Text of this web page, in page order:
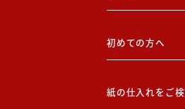
初めての方へ
紙の仕入れをご